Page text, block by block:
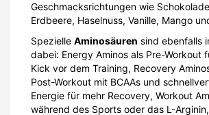
Geschmacksrichtungen wie
Erdbeere, Haselnuss, Vanille, Mango
Spezielle Aminosäuren sind ebenfalls
dabei: Energy Aminos als Pre-Workout
Kick vor dem Training, Recovery
Post-Workout mit BCAAs und
Energie für mehr Recovery, Workout
während des Sports oder das L-